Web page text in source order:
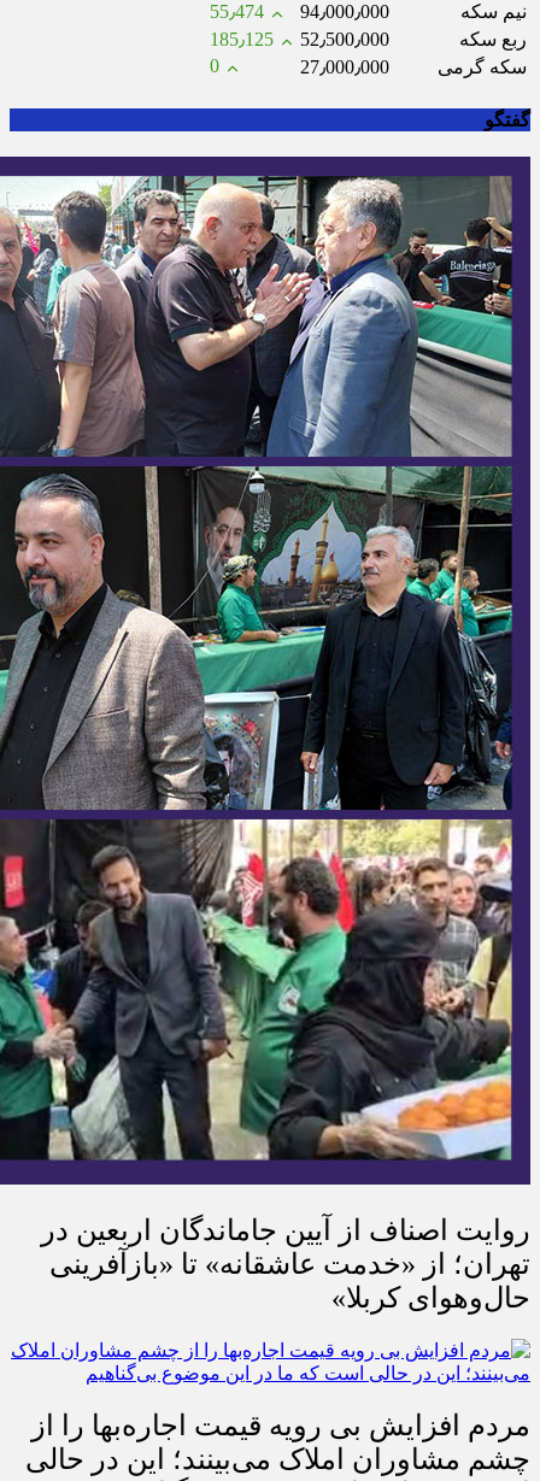
نیم سکه
94٫000٫000
55٫474
ربع سکه
52٫500٫000
185٫125
سکه گرمی
27٫000٫000 0
گفتگو
روایت اصناف از آیین جاماندگان اربعین در
تهران؛ از «خدمت عاشقانه» تا «بازآفرینی
حال‌وهوای کربلا»
مردم افزایش بی رویه قیمت اجاره‌بها را از
چشم مشاوران املاک می‌بینند؛ این در حالی